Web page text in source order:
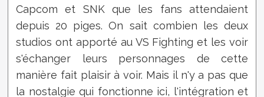
Capcom et SNK que les fans attendaient
depuis 20 piges. On sait combien les deux
studios ont apporté au VS Fighting et les voir
s'échanger leurs personnages de cette
manière fait plaisir à voir. Mais il n'y a pas que
la nostalgie qui fonctionne ici, l'intégration et